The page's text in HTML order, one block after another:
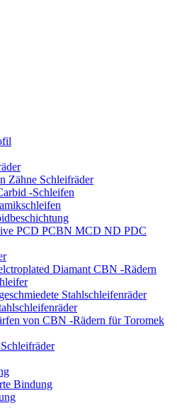
Zähne Schleifräder
-Schleifen
PCD PCBN MCD ND PDC
Diamant CBN -Rädern
Stahlschleifenräder
von CBN -Rädern für Toromek
Bindung